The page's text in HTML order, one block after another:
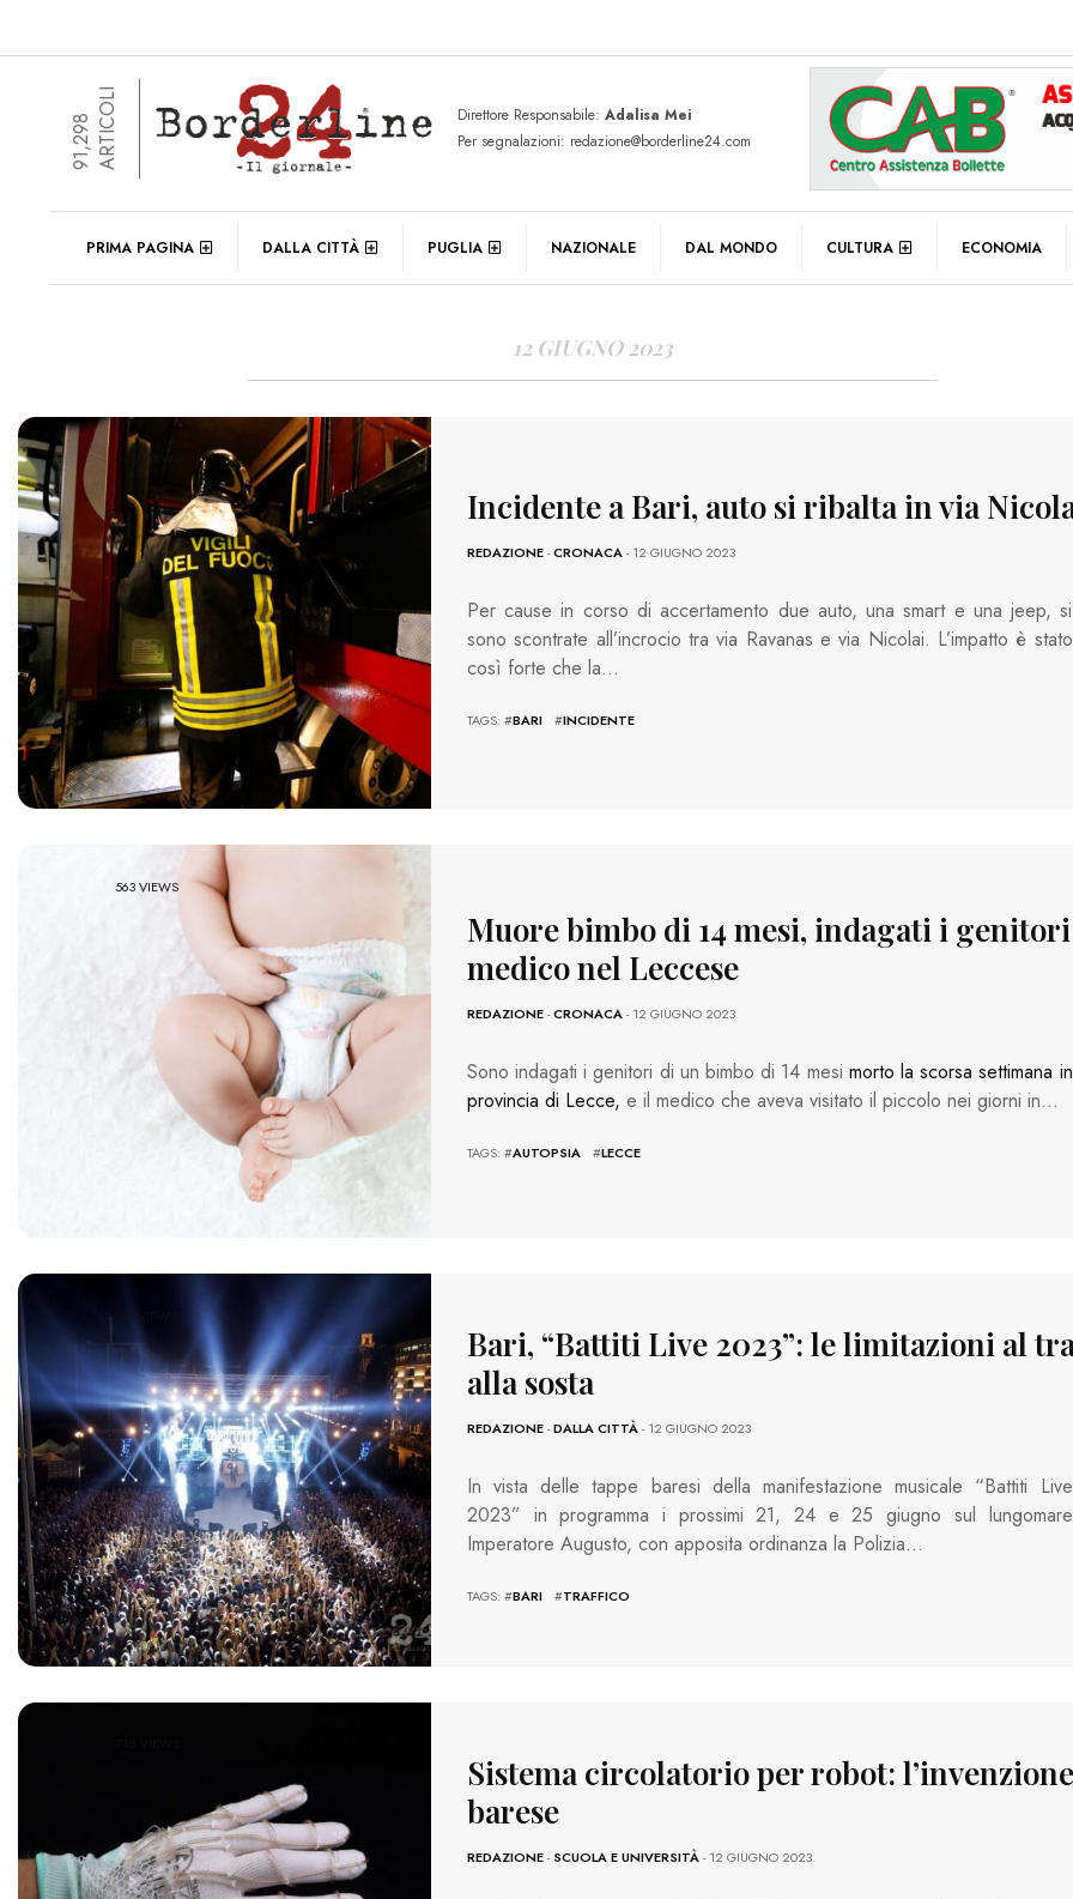
91,298ARTICOLI Direttore Responsabile: Adalisa Mei
Per segnalazioni: redazione@borderline24.com
PRIMA PAGINA DALLA CITTÀ PUGLIA NAZIONALE DAL MONDO CULTURA ECONOMIA
DAILY ARCHIVES
12 GIUGNO 2023
642 VIEWS
Incidente a Bari, auto si ribalta in via
REDAZIONE-CRONACA- 12 GIUGNO 2023
Per cause in corso di accertamento due auto, una smart e una jeep, si
sono scontrate all’incrocio tra via Ravanas e via Nicolai. L’impatto è stato
così forte che la…
TAGS: #BARI #INCIDENTE
563 VIEWS
Muore bimbo di 14 mesi, indagati i
medico nel Leccese
REDAZIONE-CRONACA- 12 GIUGNO 2023
Sono indagati i genitori di un bimbo di 14 mesi morto la scorsa settimana in
provincia di Lecce, e il medico che aveva visitato il piccolo nei giorni in…
TAGS: #AUTOPSIA #LECCE
Bari, “Battiti Live 2023”: le limitazioni al
alla sosta
REDAZIONE-DALLA CITTÀ- 12 GIUGNO 2023
In vista delle tappe baresi della manifestazione musicale “Battiti Live
2023” in programma i prossimi 21, 24 e 25 giugno sul lungomare
Imperatore Augusto, con apposita ordinanza la Polizia…
TAGS: #BARI #TRAFFICO
Sistema circolatorio per robot:
barese
REDAZIONE-SCUOLA E UNIVERSITÀ- 12 GIUGNO 2023